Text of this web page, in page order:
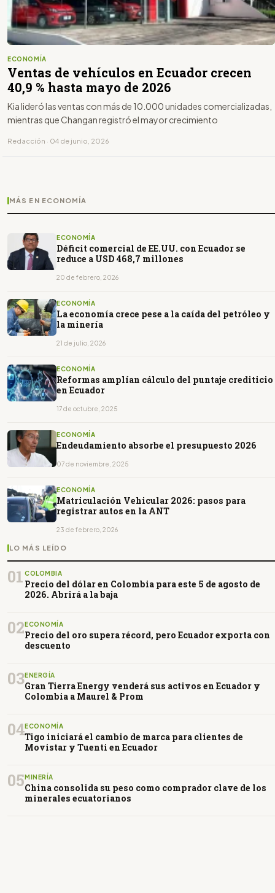
ECONOMÍA
Ventas de vehículos en Ecuador crecen
40,9 % hasta mayo de 2026
Kia lideró las ventas con más de 10.000 unidades comercializadas,
mientras que Changan registró el mayor crecimiento
Redacción · 04 de junio, 2026
MÁS EN ECONOMÍA
ECONOMÍA
Déficit comercial de EE.UU. con Ecuador se
reduce a USD 468,7 millones
20 de febrero, 2026
ECONOMÍA
La economía crece pese a la caída del petróleo y
la minería
21 de julio, 2026
ECONOMÍA
Reformas amplían cálculo del puntaje crediticio
en Ecuador
17 de octubre, 2025
ECONOMÍA
Endeudamiento absorbe el presupuesto 2026
07 de noviembre, 2025
ECONOMÍA
Matriculación Vehicular 2026: pasos para
registrar autos en la ANT
23 de febrero, 2026
LO MÁS LEÍDO
01 COLOMBIA
Precio del dólar en Colombia para este 5 de agosto de
2026. Abrirá a la baja
02ECONOMÍA
Precio del oro supera récord, pero Ecuador exporta con
descuento
03ENERGÍA
Gran Tierra Energy venderá sus activos en Ecuador y
Colombia a Maurel & Prom
04ECONOMÍA
Tigo iniciará el cambio de marca para clientes de
Movistar y Tuenti en Ecuador
05MINERÍA
China consolida su peso como comprador clave de los
minerales ecuatorianos